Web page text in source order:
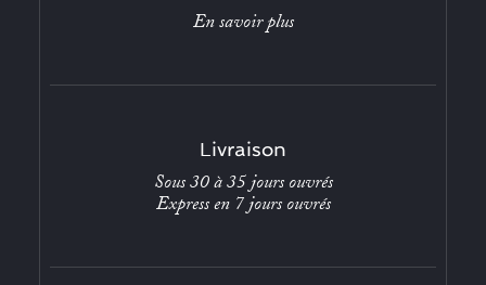
En savoir plus
Livraison
Sous 30 à 35 jours ouvrés
Express en 7 jours ouvrés